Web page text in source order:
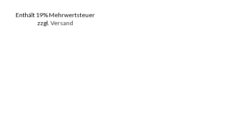
Enthält 19% Mehrwertsteuer
zzgl. Versand